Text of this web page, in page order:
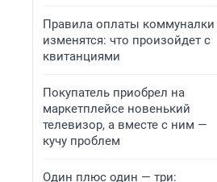
Правила оплаты коммуналки
изменятся: что произойдет с
квитанциями
Покупатель приобрел на
маркетплейсе новенький
телевизор, а вместе с ним —
кучу проблем
Один плюс один — три: